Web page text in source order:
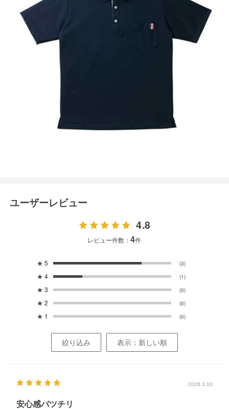
ユーザーレビュー
4.8
レビュー件数：4件
★ 5 (3)
★ 4 (1)
★ 3 (0)
★ 2 (0)
★ 1 (0)
絞り込み 表示：新しい順
2026.3.10
安心感バツチリ